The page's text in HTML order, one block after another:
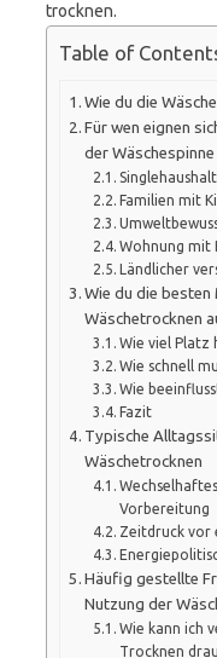
trocknen.
Table of
Wie du die
Für wen eignen
der
Familien mit
Wohnung mit
Ländlicher
Wie du die
Wäschetrocknen
Wie viel Platz
Wie schnell
Wie
Fazit
Typische
Wäschetrocknen
Vorbereitung
Zeitdruck vor
Häufig gestellte
Nutzung der
Wie kann ich
Trocknen